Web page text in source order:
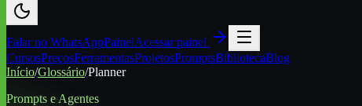
Falar no WhatsAppPainelAcessar painel
CursosPreçosFerramentasProjetosPromptsBibliotecaBlog
Início/Glossário/Planner
Prompts e Agentes